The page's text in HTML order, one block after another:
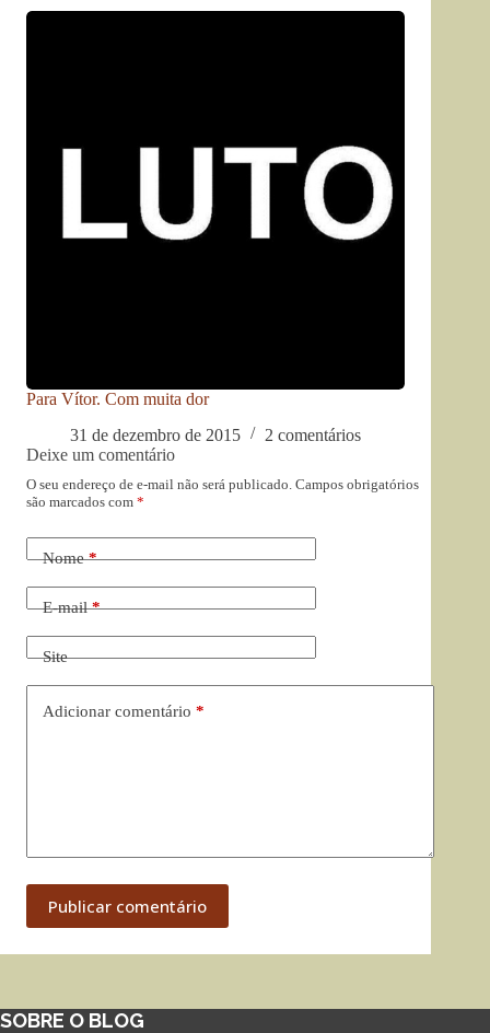
Para Vítor. Com muita dor
31 de dezembro de 2015
2 comentários
Deixe um comentário
O seu endereço de e-mail não será publicado. Campos obrigatórios
são marcados com *
Nome*
E-mail*
Site
Adicionar comentário *
Publicar comentário
SOBRE O BLOG